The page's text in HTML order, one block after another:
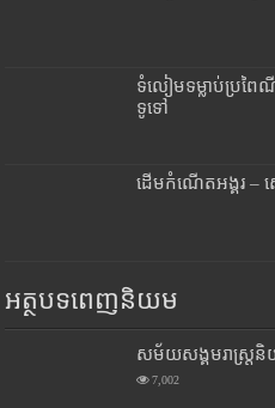
ទំលៀមទម្លាប់ប្រព
ទូទៅ
ដើមកំណើតអង្គរ –
អត្ថបទពេញនិយម
សម័យសង្គមរាស្រ្ត
7,002